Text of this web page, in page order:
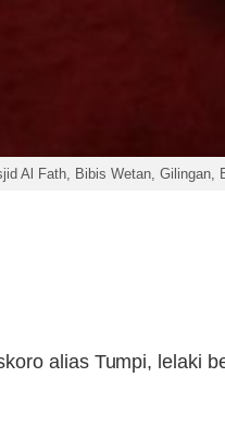
Al Fath, Bibis Wetan, Gilingan,
alias Tumpi, lelaki